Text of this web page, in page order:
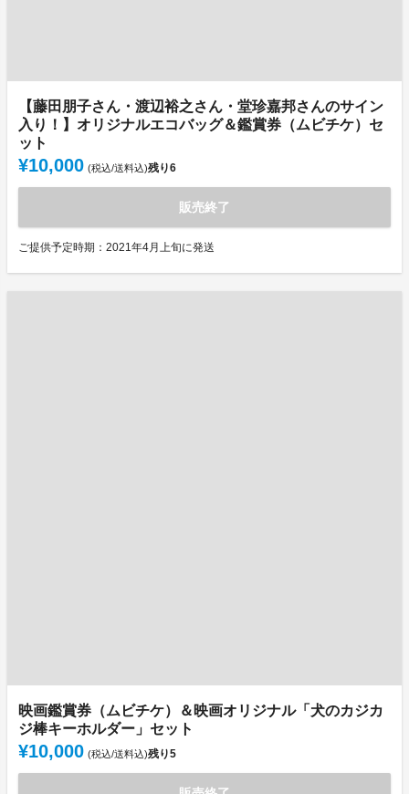
【藤田朋子さん・渡辺裕之さん・堂珍嘉邦さんのサイン
入り！】オリジナルエコバッグ＆鑑賞券（ムビチケ）セ
ット
¥10,000 (税込/送料込)残り6
販売終了
ご提供予定時期：2021年4月上旬に発送
映画鑑賞券（ムビチケ）＆映画オリジナル「犬のカジカ
ジ棒キーホルダー」セット
¥10,000 (税込/送料込)残り5